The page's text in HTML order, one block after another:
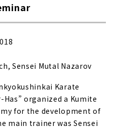
Sensei Mutal Nazarov
Karate
organized a Kumite
for the development of
main trainer was Sensei